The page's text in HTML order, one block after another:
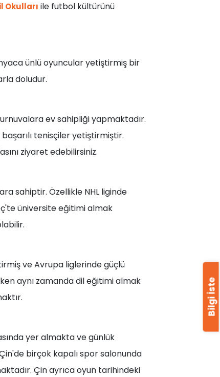
Okulları ile futbol kültürünü
ünlü oyuncular yetiştirmiş bir
doludur.
ev sahipliği yapmaktadır.
tenisçiler yetiştirmiştir.
ziyaret edebilirsiniz.
sahiptir. Özellikle NHL liginde
üniversite eğitimi almak
ve Avrupa liglerinde güçlü
aynı zamanda dil eğitimi almak
yer almakta ve günlük
birçok kapalı spor salonunda
Çin ayrıca oyun tarihindeki
Bilgi İste